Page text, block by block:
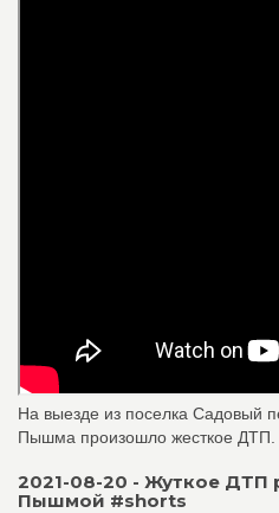
На выезде из поселка Садовый
Пышма произошло жесткое ДТП.
2021-08-20 - Жуткое ДТП
Пышмой #shorts